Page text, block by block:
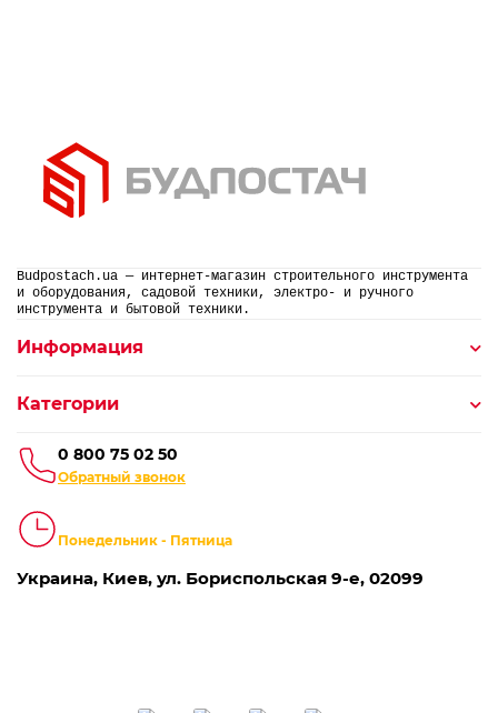
Budpostach.ua — интернет-магазин строительного инструмента
и оборудования, садовой техники, электро- и ручного
инструмента и бытовой техники.
0 800 75 02 50
Обратный звонок
Понедельник - Пятница
Украина, Киев, ул. Бориспольская 9-е, 02099
Информация
Категории